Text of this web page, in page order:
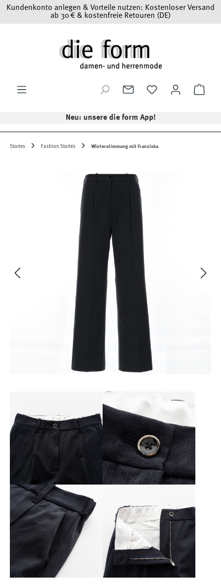
Zum Hauptinhalt springen
Kundenkonto anlegen & Vorteile nutzen: Kostenloser Versand
ab 30 € & kostenfreie Retouren (DE)
Neu: unsere die form App!
Stories Fashion Stories Winterstimmung mit Franziska